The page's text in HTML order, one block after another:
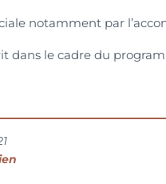
notamment par
dans le cadre du